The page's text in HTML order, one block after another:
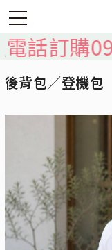
購0917-
後背包／登機包